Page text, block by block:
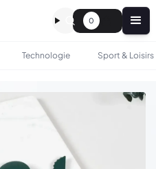
0
Technologie Sport & Loisirs